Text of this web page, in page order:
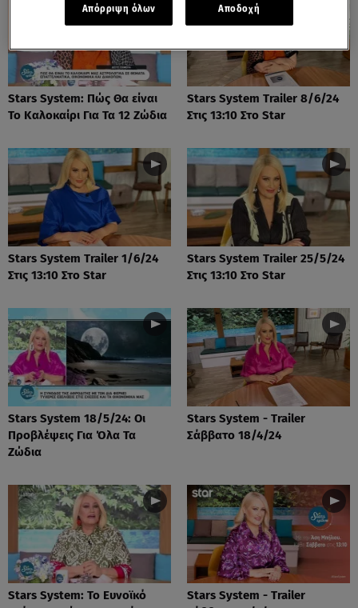
Stars System: Πώς Θα είναι
Το Καλοκαίρι Για Τα 12 Ζώδια
Stars System Trailer 8/6/24
Στις 13:10 Στο Star
Stars System Trailer 1/6/24
Στις 13:10 Στο Star
Stars System Trailer 25/5/24
Στις 13:10 Στο Star
Stars System 18/5/24: Οι
Προβλέψεις Για Όλα Τα
Ζώδια
Stars System - Trailer
Σάββατο 18/4/24
Stars System: Το Ευνοϊκό
Stars System - Trailer
Απόρριψη όλων Αποδοχή